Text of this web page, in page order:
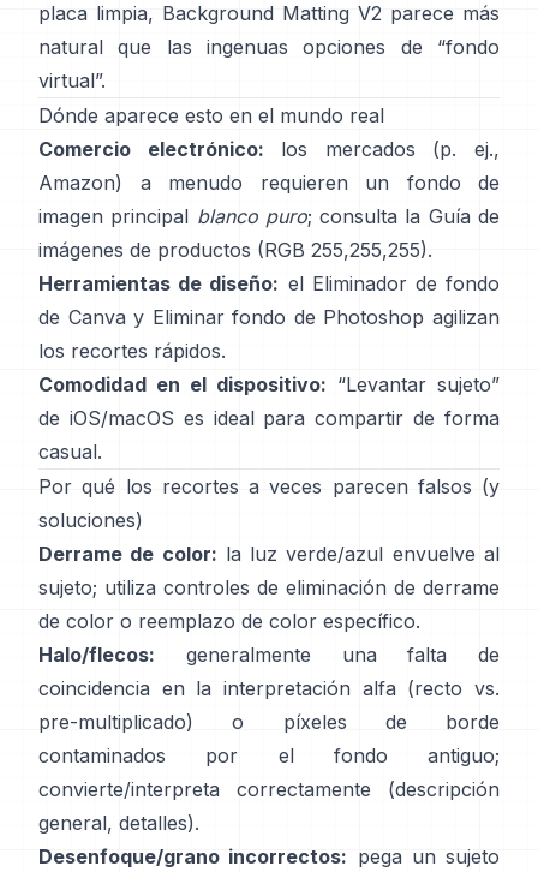
placa limpia, Background Matting V2 parece más
natural que las ingenuas opciones de “fondo
virtual”.
Dónde aparece esto en el mundo real
Comercio electrónico: los mercados (p. ej.,
Amazon) a menudo requieren un fondo de
imagen principal blanco puro; consulta la Guía de
imágenes de productos (RGB 255,255,255).
Herramientas de diseño: el Eliminador de fondo
de Canva y Eliminar fondo de Photoshop agilizan
los recortes rápidos.
Comodidad en el dispositivo: “Levantar sujeto”
de iOS/macOS es ideal para compartir de forma
casual.
Por qué los recortes a veces parecen falsos (y
soluciones)
Derrame de color: la luz verde/azul envuelve al
sujeto; utiliza controles de eliminación de derrame
de color o reemplazo de color específico.
Halo/flecos: generalmente una falta de
coincidencia en la interpretación alfa (recto vs.
pre-multiplicado) o píxeles de borde
contaminados por el fondo antiguo;
convierte/interpreta correctamente
(descripción
general, detalles).
Desenfoque/grano incorrectos: pega un sujeto